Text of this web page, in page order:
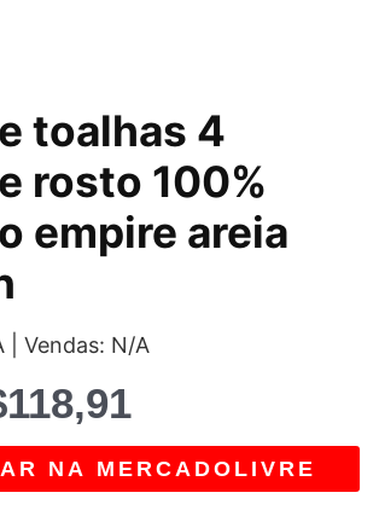
toalhas 4
rosto 100%
empire areia
| Vendas: N/A
118,91
O
preço
atual
é:
NA MERCADOLIVRE